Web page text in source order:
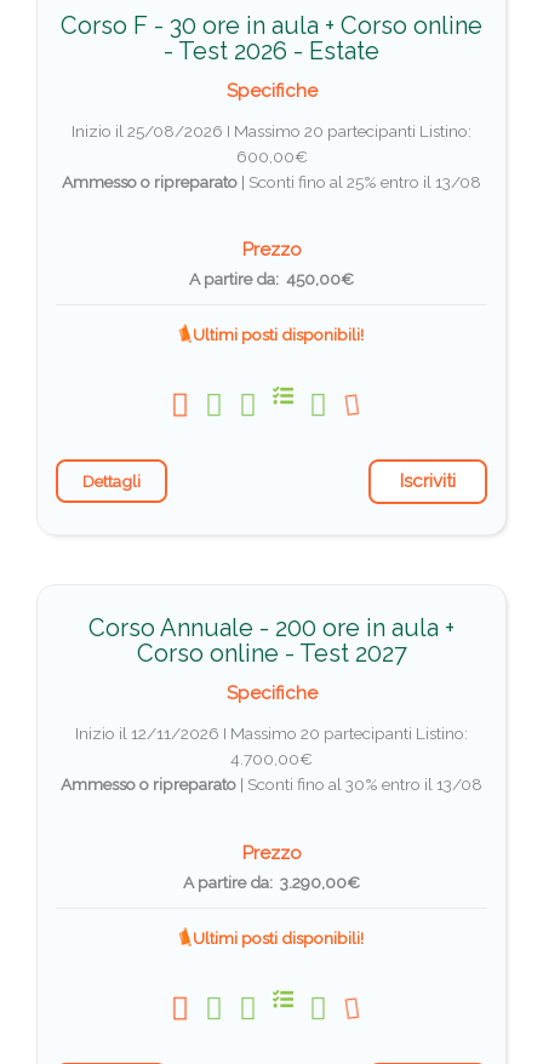
Corso F - 30 ore in aula + Corso online
- Test 2026 - Estate
Specifiche
Inizio il 25/08/2026 I Massimo 20 partecipanti Listino:
600,00€
Ammesso o ripreparato | Sconti fino al 25% entro il 13/08
Prezzo
A partire da: 450,00€
Ultimi posti disponibili!
Dettagli Iscriviti
Corso Annuale - 200 ore in aula +
Corso online - Test 2027
Specifiche
Inizio il 12/11/2026 I Massimo 20 partecipanti Listino:
4.700,00€
Ammesso o ripreparato | Sconti fino al 30% entro il 13/08
Prezzo
A partire da: 3.290,00€
Ultimi posti disponibili!